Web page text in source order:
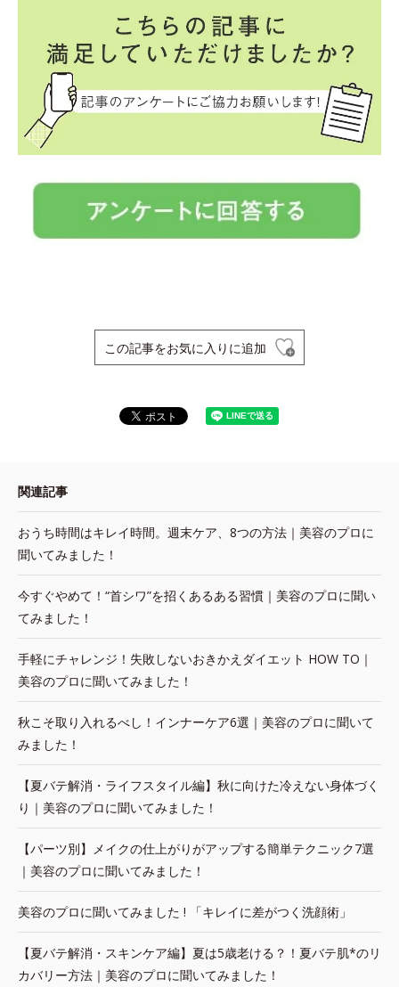
この記事をお気に入りに追加
関連記事
おうち時間はキレイ時間。週末ケア、8つの方法｜美容のプロに
聞いてみました！
今すぐやめて！“首シワ”を招くあるある習慣｜美容のプロに聞い
てみました！
手軽にチャレンジ！失敗しないおきかえダイエット HOW TO｜
美容のプロに聞いてみました！
秋こそ取り入れるべし！インナーケア6選｜美容のプロに聞いて
みました！
【夏バテ解消・ライフスタイル編】秋に向けた冷えない身体づく
り｜美容のプロに聞いてみました！
【パーツ別】メイクの仕上がりがアップする簡単テクニック7選
｜美容のプロに聞いてみました！
美容のプロに聞いてみました ! 「キレイに差がつく洗顔術」
【夏バテ解消・スキンケア編】夏は5歳老ける？！夏バテ肌*のリ
カバリー方法｜美容のプロに聞いてみました！